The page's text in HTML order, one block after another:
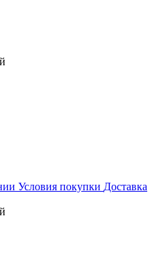
Условия покупки Доставка